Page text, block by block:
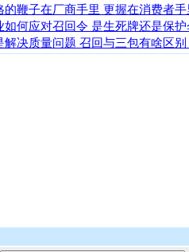
的鞭子在厂商手里 更握在消费者手
如何应对召回令 是生死牌还是保护
解决质量问题 召回与三包有啥区别